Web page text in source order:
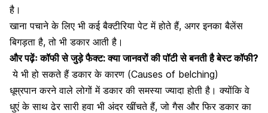
है।
खाना पचाने के लिए भी कई बैक्टीरिया पेट में होते हैं, अगर इनका बैलेंस
बिगड़ता है, तो भी डकार आती है।
और पढ़ेंःकॉफी से जुड़े फैक्ट: क्या जानवरों की पॉटी से बनती है बेस्ट कॉफी?
ये भी हो सकते हैं डकार के कारण (Causes of belching)
धूम्रपान करने वाले लोगों में डकार की समस्या ज्यादा होती है। क्योंकि वे
धुएं के साथ ढेर सारी हवा भी अंदर खींचते हैं, जो गैस और फिर डकार का